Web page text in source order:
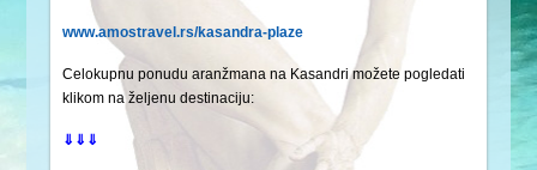
www.amostravel.rs/kasandra-plaze
Celokupnu ponudu aranžmana na Kasandri možete pogledati
klikom na željenu destinaciju:
⇓⇓⇓